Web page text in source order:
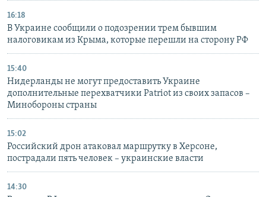
16:18
В Украине сообщили о подозрении трем бывшим
налоговикам из Крыма, которые перешли на сторону РФ
15:40
Нидерланды не могут предоставить Украине
дополнительные перехватчики Patriot из своих запасов –
Минобороны страны
15:02
Российский дрон атаковал маршрутку в Херсоне,
пострадали пять человек – украинские власти
14:30